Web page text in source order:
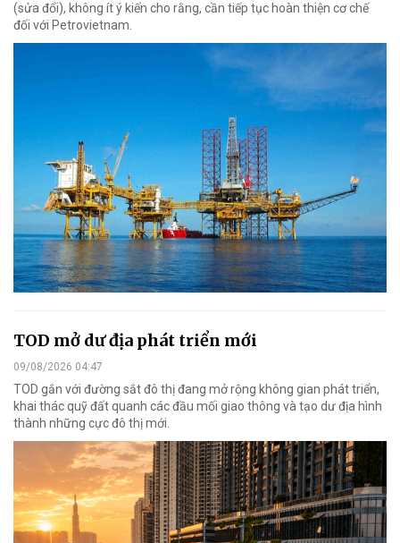
(sửa đổi), không ít ý kiến cho rằng, cần tiếp tục hoàn thiện cơ chế
đối với Petrovietnam.
TOD mở dư địa phát triển mới
09/08/2026 04:47
TOD gắn với đường sắt đô thị đang mở rộng không gian phát triển,
khai thác quỹ đất quanh các đầu mối giao thông và tạo dư địa hình
thành những cực đô thị mới.